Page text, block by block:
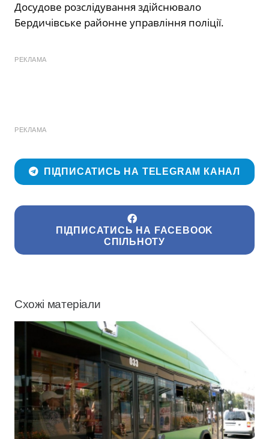
Досудове розслідування здійснювало
Бердичівське районне управління поліції.
РЕКЛАМА
РЕКЛАМА
ПІДПИСАТИСЬ НА TELEGRAM КАНАЛ
ПІДПИСАТИСЬ НА FACEBOOK
СПІЛЬНОТУ
Схожі матеріали